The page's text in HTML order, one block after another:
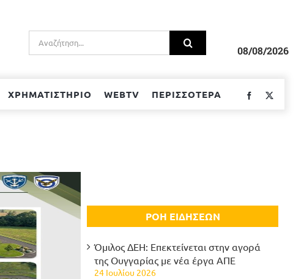
Αναζήτηση
για:
08/08/2026
ΧΡΗΜΑΤΙΣΤΗΡΙΟ WEBTV ΠΕΡΙΣΣΟΤΕΡΑ Facebook
ΡΟΗ ΕΙΔΗΣΕΩΝ
Όμιλος ΔΕΗ: Επεκτείνεται στην αγορά
της Ουγγαρίας με νέα έργα ΑΠΕ
24 Ιουλίου 2026